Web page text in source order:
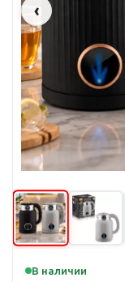
‹
В наличии